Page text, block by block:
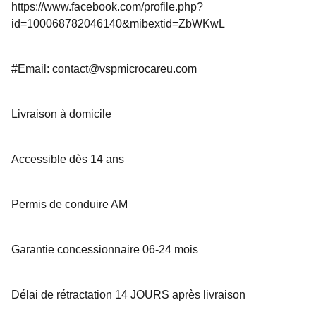
https://www.facebook.com/profile.php?
id=100068782046140&mibextid=ZbWKwL
#Email: contact@vspmicrocareu.com
Livraison à domicile
Accessible dès 14 ans
Permis de conduire AM
Garantie concessionnaire 06-24 mois
Délai de rétractation 14 JOURS après livraison